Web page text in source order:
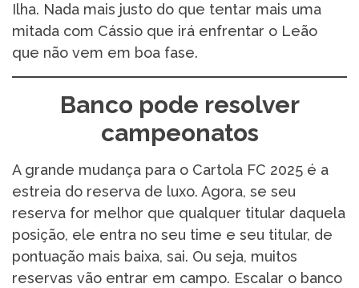
Ilha. Nada mais justo do que tentar mais uma
mitada com Cássio que irá enfrentar o Leão
que não vem em boa fase.
Banco pode resolver
campeonatos
A grande mudança para o Cartola FC 2025 é a
estreia do reserva de luxo. Agora, se seu
reserva for melhor que qualquer titular daquela
posição, ele entra no seu time e seu titular, de
pontuação mais baixa, sai. Ou seja, muitos
reservas vão entrar em campo. Escalar o banco